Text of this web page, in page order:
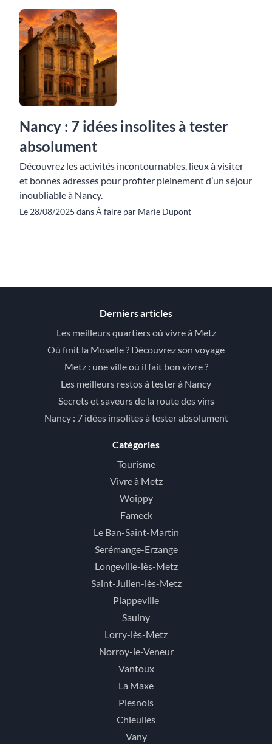
Nancy : 7 idées insolites à tester
absolument
Découvrez les activités incontournables, lieux à visiter
et bonnes adresses pour profiter pleinement d’un séjour
inoubliable à Nancy.
Le 28/08/2025 dans À faire par Marie Dupont
Derniers articles
Les meilleurs quartiers où vivre à Metz
Où finit la Moselle ? Découvrez son voyage
Metz : une ville où il fait bon vivre ?
Les meilleurs restos à tester à Nancy
Secrets et saveurs de la route des vins
Nancy : 7 idées insolites à tester absolument
Catégories
Tourisme
Vivre à Metz
Woippy
Fameck
Le Ban-Saint-Martin
Serémange-Erzange
Longeville-lès-Metz
Saint-Julien-lès-Metz
Plappeville
Saulny
Lorry-lès-Metz
Norroy-le-Veneur
Vantoux
La Maxe
Plesnois
Chieulles
Vany